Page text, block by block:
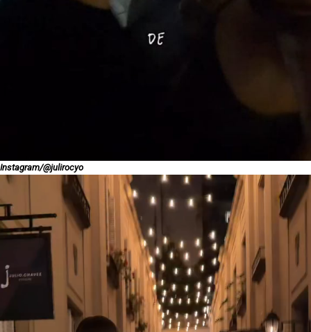
Instagram/@julirocyo